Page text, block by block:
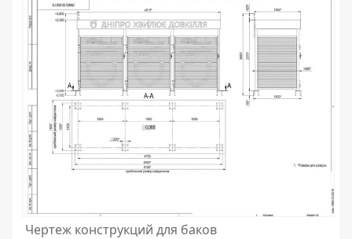
Чертеж конструкций для баков